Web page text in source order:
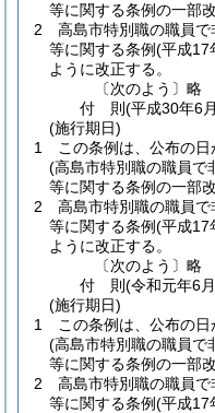
等に関する条例の一部
2
高島市特別職の職員
等に関する条例(平成17
ように改正する。
〔次のよう〕略
付 則(平成30年6
(施行期日)
1
この条例は、公布の日
(高島市特別職の職員で
等に関する条例の一部
2
高島市特別職の職員
等に関する条例(平成17
ように改正する。
〔次のよう〕略
付 則(令和元年6
(施行期日)
1
この条例は、公布の日
(高島市特別職の職員で
等に関する条例の一部
2
高島市特別職の職員
等に関する条例(平成17